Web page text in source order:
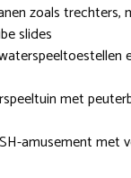
zoals trechters,
slides
met
amusement met